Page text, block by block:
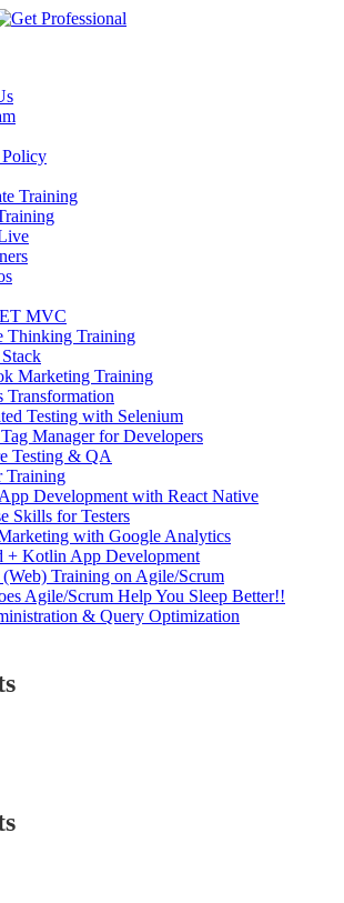
Training
MVC
Thinking Training
Marketing Training
Transformation
Testing with Selenium
Manager for Developers
Testing & QA
Training
Development with React Native
Skills for Testers
with Google Analytics
+ Kotlin App Development
(Web) Training on Agile/Scrum
Agile/Scrum Help You Sleep Better!!
& Query Optimization